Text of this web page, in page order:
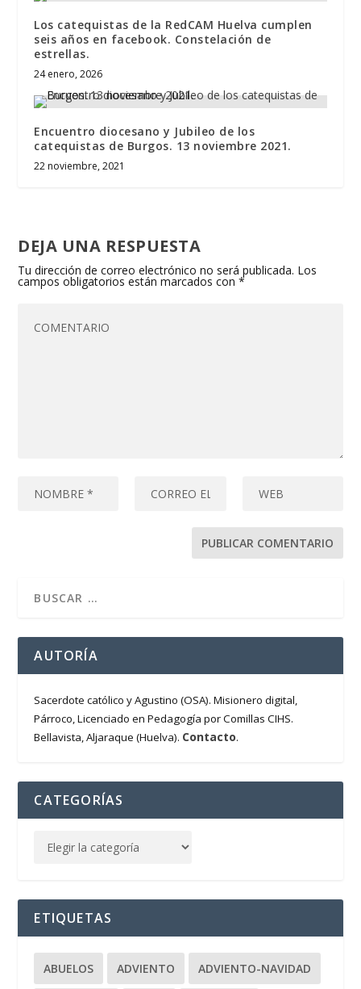
Los catequistas de la RedCAM Huelva cumplen
seis años en facebook. Constelación de
estrellas.
24 enero, 2026
Encuentro diocesano y Jubileo de los
catequistas de Burgos. 13 noviembre 2021.
22 noviembre, 2021
DEJA UNA RESPUESTA
Tu dirección de correo electrónico no será publicada. Los
campos obligatorios están marcados con*
AUTORÍA
Sacerdote católico y Agustino (OSA). Misionero digital,
Párroco, Licenciado en Pedagogía por Comillas CIHS.
Bellavista, Aljaraque (Huelva). Contacto.
CATEGORÍAS
ETIQUETAS
ABUELOS ADVIENTO ADVIENTO-NAVIDAD